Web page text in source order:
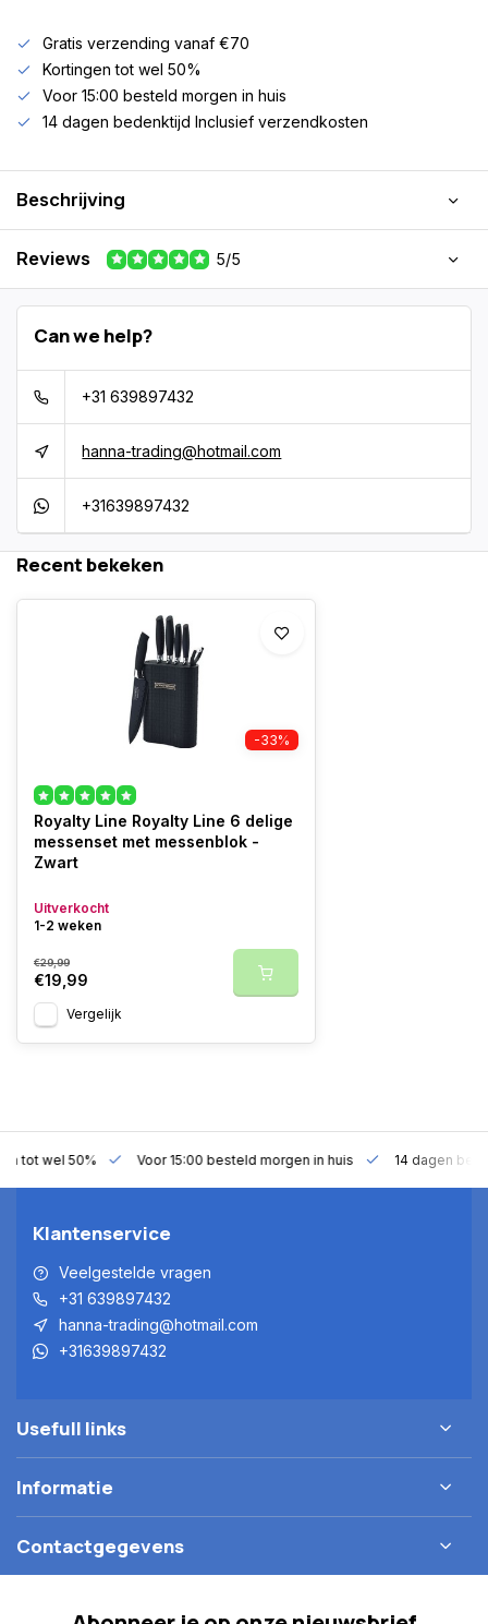
Gratis verzending vanaf €70
Kortingen tot wel 50%
Voor 15:00 besteld morgen in huis
14 dagen bedenktijd Inclusief verzendkosten
Beschrijving
Reviews 5/5
Can we help?
+31 639897432
hanna-trading@hotmail.com
+31639897432
Recent bekeken
-33%
Royalty Line Royalty Line 6 delige
messenset met messenblok -
Zwart
Uitverkocht
1-2 weken
€29,99
€19,99
Vergelijk
tot wel 50% Voor 15:00 besteld morgen in huis 14 dagen
Klantenservice
Veelgestelde vragen
+31 639897432
hanna-trading@hotmail.com
+31639897432
Usefull links
Informatie
Contactgegevens